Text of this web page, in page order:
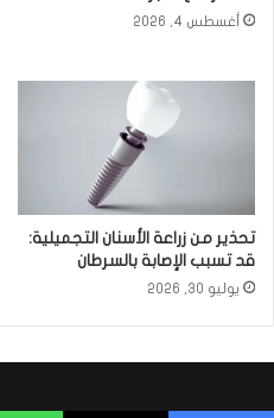
أغسطس 4, 2026
تحذير من زراعة الأسنان التجميلية:
قد تسبب الإصابة بالسرطان
يوليو 30, 2026